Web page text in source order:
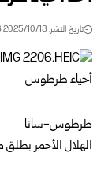
تاريخ النشر: 2025/10/13 3:16 مساءً
طرطوس-سانا